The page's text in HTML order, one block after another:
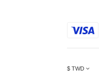
$ TWD